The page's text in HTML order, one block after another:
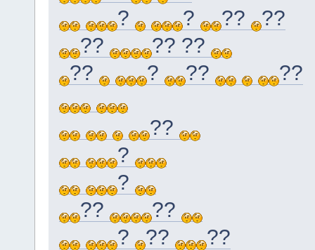
?
? ??
??
??
?? ??
??
? ?? ??
??
?
?
??
??
?
??
??